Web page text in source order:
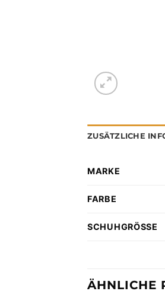
ZUSÄTZLICHE
MARKE
FARBE
SCHUHGRÖSSE
ÄHNLICHE